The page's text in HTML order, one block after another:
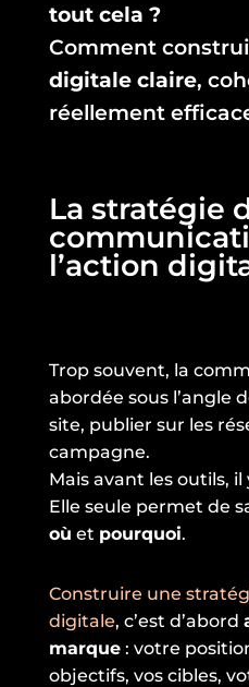
tout cela ?
Comment
digitale claire,
réellement
La stratégie
l’action
Trop souvent, la
abordée sous l’angle
site, publier sur les
campagne.
Mais avant les outils, il
Elle seule permet de
où et pourquoi.
Construire une
digitale, c’est d’abord
marque: votre
objectifs, vos cibles,